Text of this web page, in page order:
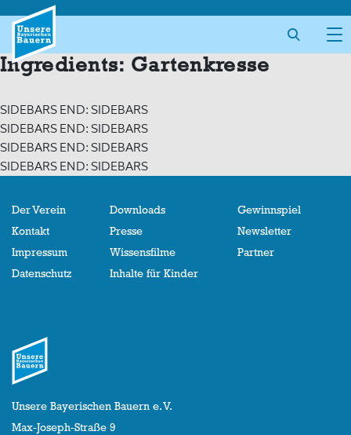
content
Ingredients: Gartenkresse
SIDEBARS END: SIDEBARS
SIDEBARS END: SIDEBARS
SIDEBARS END: SIDEBARS
SIDEBARS END: SIDEBARS
Der Verein
Kontakt
Impressum
Datenschutz
Downloads
Presse
Wissensfilme
Inhalte für Kinder
Gewinnspiel
Newsletter
Partner
Unsere Bayerischen Bauern e. V.
Max-Joseph-Straße 9